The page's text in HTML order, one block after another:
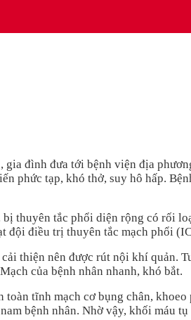
đình đưa tới bệnh viện địa
phức tạp, khó thở, suy hô hấp.
thuyên tắc phổi diện rộng có rối
điều trị thuyên tắc mạch phổi
thiện nên được rút nội khí quản.
của bệnh nhân nhanh, khó bắt.
tĩnh mạch cơ bụng chân,
bệnh nhân. Nhờ vậy, khối máu tụ